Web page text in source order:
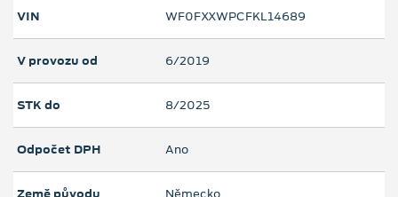
VIN WF0FXXWPCFKL14689
V provozu od 6/2019
STK do 8/2025
Odpočet DPH Ano